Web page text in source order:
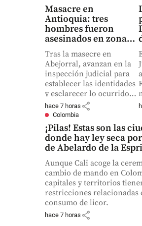
Masacre en
Antioquia: tres
hombres fueron
asesinados en zona
rural de Abejorral
Tras la masecre en
Abejorral, avanzan en la
inspección judicial para
establecer las identidades
y esclarecer lo ocurrido.
Según las autoridades, los
asesinatos podrían
obedecer a temas de
microtráfico.
hace 7 horas share
Colombia
¡Pilas! Estas son las
donde hay ley seca
de Abelardo de la
Aunque Cali acoge la
cambio de mando en
capitales y territorios
restricciones relacionadas
consumo de licor.
hace 7 horas share